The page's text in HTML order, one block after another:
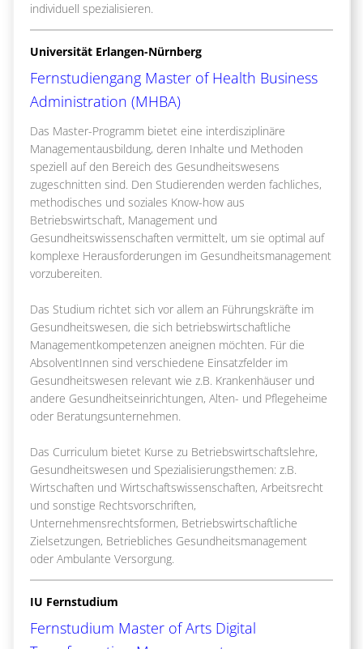
individuell spezialisieren.
Universität Erlangen-Nürnberg
Fernstudiengang Master of Health Business
Administration (MHBA)
Das Master-Programm bietet eine interdisziplinäre
Managementausbildung, deren Inhalte und Methoden
speziell auf den Bereich des Gesundheitswesens
zugeschnitten sind. Den Studierenden werden fachliches,
methodisches und soziales Know-how aus
Betriebswirtschaft, Management und
Gesundheitswissenschaften vermittelt, um sie optimal auf
komplexe Herausforderungen im Gesundheitsmanagement
vorzubereiten.
Das Studium richtet sich vor allem an Führungskräfte im
Gesundheitswesen, die sich betriebswirtschaftliche
Managementkompetenzen aneignen möchten. Für die
AbsolventInnen sind verschiedene Einsatzfelder im
Gesundheitswesen relevant wie z.B. Krankenhäuser und
andere Gesundheitseinrichtungen, Alten- und Pflegeheime
oder Beratungsunternehmen.
Das Curriculum bietet Kurse zu Betriebswirtschaftslehre,
Gesundheitswesen und Spezialisierungsthemen: z.B.
Wirtschaften und Wirtschaftswissenschaften, Arbeitsrecht
und sonstige Rechtsvorschriften,
Unternehmensrechtsformen, Betriebswirtschaftliche
Zielsetzungen, Betriebliches Gesundheitsmanagement
oder Ambulante Versorgung.
IU Fernstudium
Fernstudium Master of Arts Digital